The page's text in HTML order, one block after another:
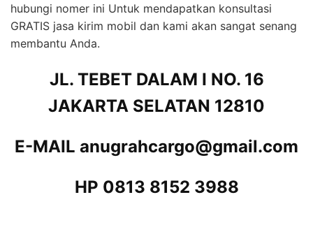
hubungi nomer ini Untuk mendapatkan konsultasi
GRATIS jasa kirim mobil dan kami akan sangat senang
membantu Anda.
JL. TEBET DALAM I NO. 16
JAKARTA SELATAN 12810
E-MAIL anugrahcargo@gmail.com
HP 0813 8152 3988